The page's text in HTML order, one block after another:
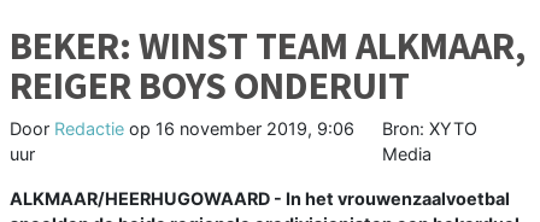
BEKER: WINST TEAM ALKMAAR,
REIGER BOYS ONDERUIT
Door Redactie op 16 november 2019, 9:06
uur
Bron: XYTO
Media
ALKMAAR/HEERHUGOWAARD - In het vrouwenzaalvoetbal